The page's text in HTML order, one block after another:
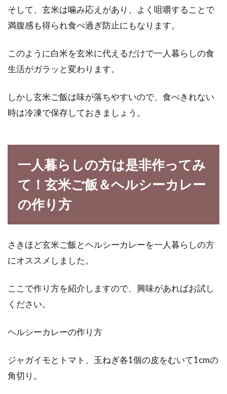
そして、玄米は噛み応えがあり、よく咀嚼することで
満腹感も得られ食べ過ぎ防止にもなります。
このように白米を玄米に代えるだけで一人暮らしの食
生活がガラッと変わります。
しかし玄米ご飯は味が落ちやすいので、食べきれない
時は冷凍で保存しておきましょう。
一人暮らしの方は是非作ってみ
て！玄米ご飯＆ヘルシーカレー
の作り方
さきほど玄米ご飯とヘルシーカレーを一人暮らしの方
にオススメしました。
ここで作り方を紹介しますので、興味があればお試し
ください。
ヘルシーカレーの作り方
ジャガイモとトマト、玉ねぎ各1個の皮をむいて1cmの
角切り。